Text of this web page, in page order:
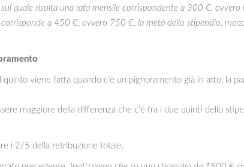
quale risulta una rata mensile corrispondente a 300 €,
a 450 €, ovvero 750 €, la metà dello stipendio,
viene fatta quando c’è un pignoramento già in atto, la
maggiore della differenza che c’è fra i due quinti dello
i 2/5 della retribuzione totale.